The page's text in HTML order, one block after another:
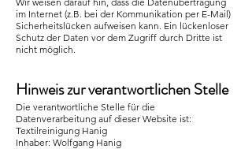
im Internet (z.B. bei der Kommunikation per E-Mail)
Sicherheitslücken aufweisen kann. Ein lückenloser
Schutz der Daten vor dem Zugriff durch Dritte ist
nicht möglich.
Hinweis zur verantwortlichen Stelle
Die verantwortliche Stelle für die
Datenverarbeitung auf dieser Website ist:
Textilreinigung Hanig
Inhaber: Wolfgang Hanig